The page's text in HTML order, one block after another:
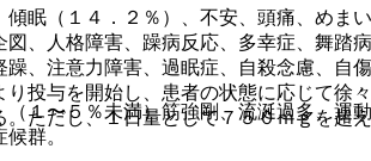
眠（１４．２％）、不安、頭痛、めま
、人格障害、躁病反応、多幸症、舞
、注意力障害、過眠症、自殺念慮、自
１〜５％未満）筋強剛、流涎過多、運
群。
投与を開始し、患者の状態に応じて徐
ただし、１日量として７５０ｍｇを超